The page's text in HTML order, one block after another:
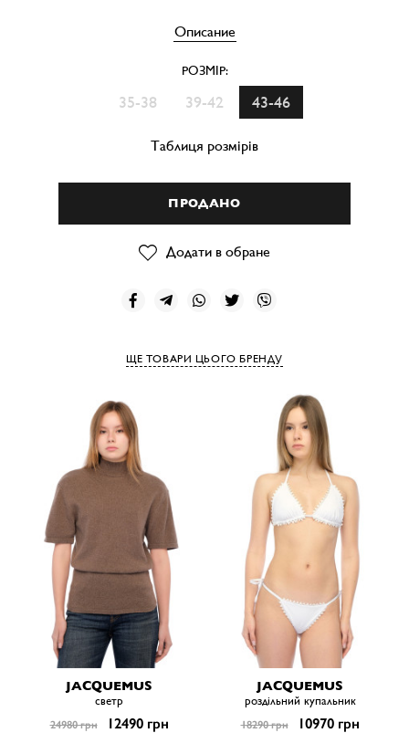
Описание
РОЗМІР:
35-38 39-42 43-46
Таблиця розмірів
ПРОДАНО
Додати в обране
ЩЕ ТОВАРИ ЦЬОГО БРЕНДУ
JACQUEMUS
светр
24980 грн 12490 грн
JACQUEMUS
роздільний купальник
18290 грн 10970 грн